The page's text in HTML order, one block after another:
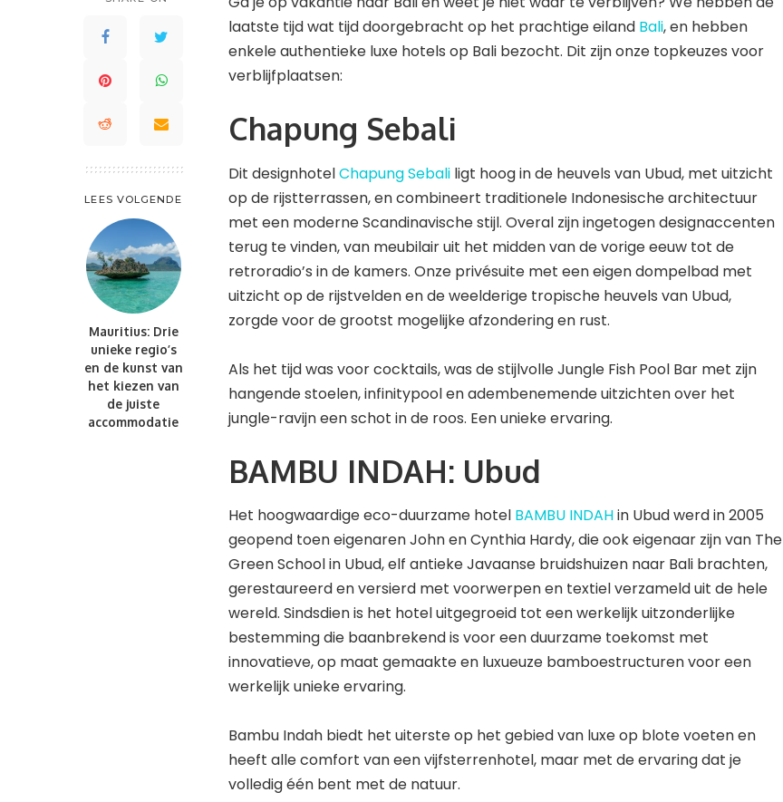
St. Kitts en Nevis
Turks- en Caicoseilanden
St. Kitts en Nevis
St. Maarten en St. Martin
Trinidad en Tobago
LEES VOLGENDE
Mauritius: Drie
unieke regio’s
en de kunst van
het kiezen van
de juiste
accommodatie
laatste tijd wat tijd doorgebracht op het prachtige eiland Bali, en hebben
enkele authentieke luxe hotels op Bali bezocht. Dit zijn onze topkeuzes voor
verblijfplaatsen:
Chapung Sebali
Dit designhotelChapung Sebali ligt hoog in de heuvels van Ubud, met uitzicht
op de rijstterrassen, en combineert traditionele Indonesische architectuur
met een moderne Scandinavische stijl. Overal zijn ingetogen designaccenten
terug te vinden, van meubilair uit het midden van de vorige eeuw tot de
retroradio’s in de kamers. Onze privésuite met een eigen dompelbad met
uitzicht op de rijstvelden en de weelderige tropische heuvels van Ubud,
zorgde voor de grootst mogelijke afzondering en rust.
Als het tijd was voor cocktails, was de stijlvolle Jungle Fish Pool Bar met zijn
hangende stoelen, infinitypool en adembenemende uitzichten over het
jungle-ravijn een schot in de roos. Een unieke ervaring.
BAMBU INDAH: Ubud
Het hoogwaardige eco-duurzame hotel BAMBU INDAHin Ubud werd in 2005
geopend toen eigenaren John en Cynthia Hardy, die ook eigenaar zijn van The
Green School in Ubud, elf antieke Javaanse bruidshuizen naar Bali brachten,
gerestaureerd en versierd met voorwerpen en textiel verzameld uit de hele
wereld. Sindsdien is het hotel uitgegroeid tot een werkelijk uitzonderlijke
bestemming die baanbrekend is voor een duurzame toekomst met
innovatieve, op maat gemaakte en luxueuze bamboestructuren voor een
werkelijk unieke ervaring.
Bambu Indah biedt het uiterste op het gebied van luxe op blote voeten en
heeft alle comfort van een vijfsterrenhotel, maar met de ervaring dat je
volledig één bent met de natuur.